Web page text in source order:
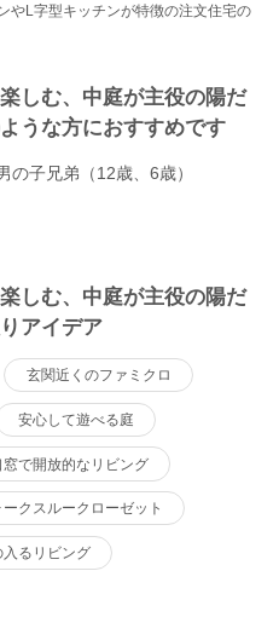
やL字型キッチンが特徴の注文住宅の
しむ、中庭が主役の陽だ
うな方におすすめです
の子兄弟（12歳、6歳）
しむ、中庭が主役の陽だ
アイデア
玄関近くのファミクロ
安心して遊べる庭
窓で開放的なリビング
ークスルークローゼット
るリビング